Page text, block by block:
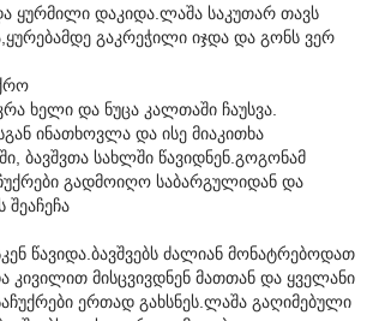
ყურმილი დაკიდა.ლაშა საკუთარ თავს
გაკრეჭილი იჯდა და გონს ვერ
ხელი და ნუცა კალთაში ჩაუსვა.
ინათხოვლა და ისე მიაკითხა
ბავშვთა სახლში წავიდნენ.გოგონამ
გადმოიღო საბარგულიდან და
წავიდა.ბავშვებს ძალიან მონატრებოდათ
კივილით მისცვივდნენ მათთან და ყველანი
ერთად გახსნეს.ლაშა გაღიმებული